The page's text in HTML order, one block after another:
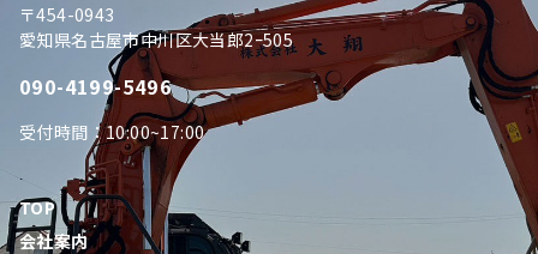
〒454-0943
愛知県名古屋市中川区大当郎2ｰ505
090-4199-5496
受付時間：10:00~17:00
TOP
会社案内